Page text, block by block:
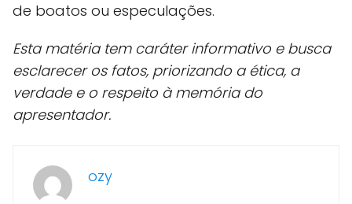
de boatos ou especulações.
Esta matéria tem caráter informativo e busca
esclarecer os fatos, priorizando a ética, a
verdade e o respeito à memória do
apresentador.
ozy